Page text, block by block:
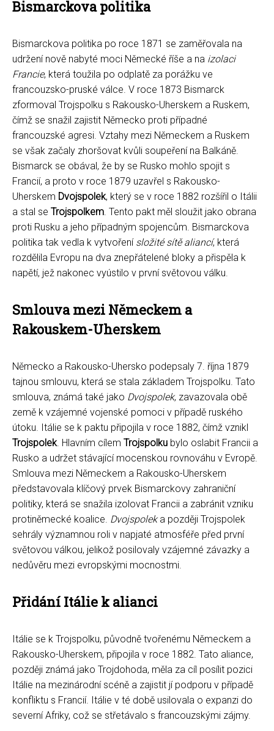
Bismarckova politika
Bismarckova politika po roce 1871 se zaměřovala na
udržení nově nabyté moci Německé říše a na izolaci
Francie, která toužila po odplatě za porážku ve
francouzsko-pruské válce. V roce 1873 Bismarck
zformoval Trojspolku s Rakousko-Uherskem a Ruskem,
čímž se snažil zajistit Německo proti případné
francouzské agresi. Vztahy mezi Německem a Ruskem
se však začaly zhoršovat kvůli soupeření na Balkáně.
Bismarck se obával, že by se Rusko mohlo spojit s
Francií, a proto v roce 1879 uzavřel s Rakousko-
Uherskem Dvojspolek, který se v roce 1882 rozšířil o Itálii
a stal se Trojspolkem . Tento pakt měl sloužit jako obrana
proti Rusku a jeho případným spojencům. Bismarckova
politika tak vedla k vytvoření složité sítě aliancí, která
rozdělila Evropu na dva znepřátelené bloky a přispěla k
napětí, jež nakonec vyústilo v první světovou válku.
Smlouva mezi Německem a
Rakouskem-Uherskem
Německo a Rakousko-Uhersko podepsaly 7. října 1879
tajnou smlouvu, která se stala základem Trojspolku. Tato
smlouva, známá také jako Dvojspolek, zavazovala obě
země k vzájemné vojenské pomoci v případě ruského
útoku. Itálie se k paktu připojila v roce 1882, čímž vznikl
Trojspolek . Hlavním cílem Trojspolku bylo oslabit Francii a
Rusko a udržet stávající mocenskou rovnováhu v Evropě.
Smlouva mezi Německem a Rakousko-Uherskem
představovala klíčový prvek Bismarckovy zahraniční
politiky, která se snažila izolovat Francii a zabránit vzniku
protiněmecké koalice. Dvojspoleka později Trojspolek
sehrály významnou roli v napjaté atmosféře před první
světovou válkou, jelikož posilovaly vzájemné závazky a
nedůvěru mezi evropskými mocnostmi.
Přidání Itálie k alianci
Itálie se k Trojspolku, původně tvořenému Německem a
Rakousko-Uherskem, připojila v roce 1882. Tato aliance,
později známá jako Trojdohoda, měla za cíl posílit pozici
Itálie na mezinárodní scéně a zajistit jí podporu v případě
konfliktu s Francií. Itálie v té době usilovala o expanzi do
severní Afriky, což se střetávalo s francouzskými zájmy.